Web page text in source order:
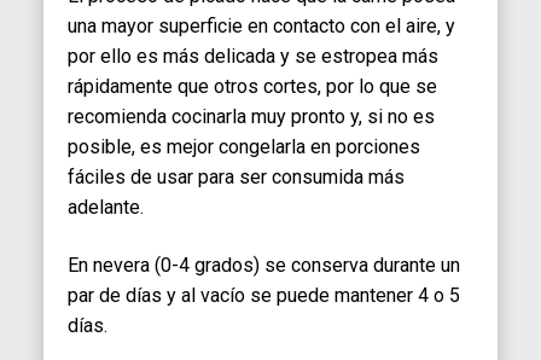
una mayor superficie en contacto con el aire, y
por ello es más delicada y se estropea más
rápidamente que otros cortes, por lo que se
recomienda cocinarla muy pronto y, si no es
posible, es mejor congelarla en porciones
fáciles de usar para ser consumida más
adelante.
En nevera (0-4 grados) se conserva durante un
par de días y al vacío se puede mantener 4 o 5
días.